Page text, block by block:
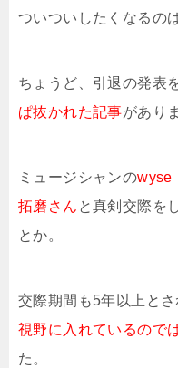
ついついしたくなるの
ちょうど、引退の発表
ぱ抜かれた記事があり
ミュージシャンのwyse
拓磨さん と真剣交際を
とか。
交際期間も5年以上とさ
視野に入れているので
た。